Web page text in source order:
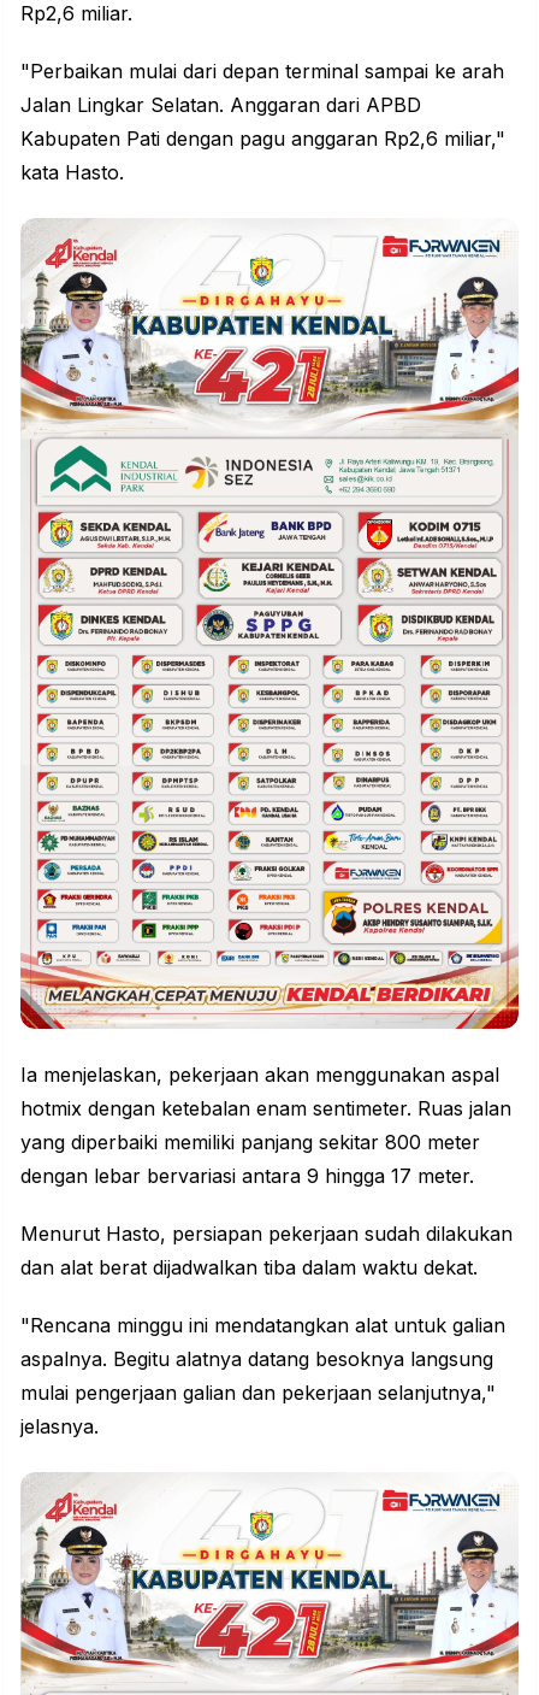
Rp2,6 miliar.
"Perbaikan mulai dari depan terminal sampai ke arah
Jalan Lingkar Selatan. Anggaran dari APBD
Kabupaten Pati dengan pagu anggaran Rp2,6 miliar,"
kata Hasto.
Ia menjelaskan, pekerjaan akan menggunakan aspal
hotmix dengan ketebalan enam sentimeter. Ruas jalan
yang diperbaiki memiliki panjang sekitar 800 meter
dengan lebar bervariasi antara 9 hingga 17 meter.
Menurut Hasto, persiapan pekerjaan sudah dilakukan
dan alat berat dijadwalkan tiba dalam waktu dekat.
"Rencana minggu ini mendatangkan alat untuk galian
aspalnya. Begitu alatnya datang besoknya langsung
mulai pengerjaan galian dan pekerjaan selanjutnya,"
jelasnya.